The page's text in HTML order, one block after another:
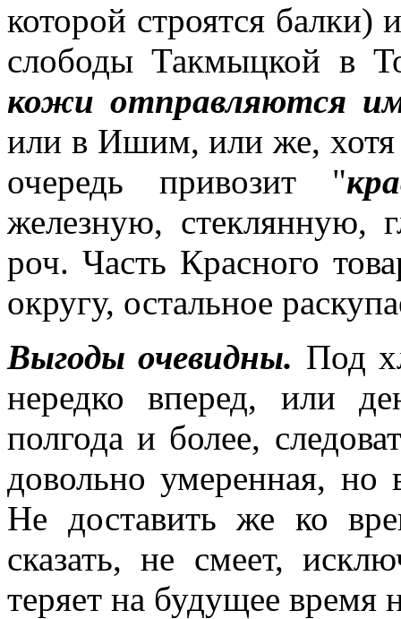
которой строятся
слободы Такмыцкой в
кожи отправляются
или в Ишим, или же, хотя
очередь привозит "
железную, стеклянную,
роч. Часть Красного
округу, остальное
Выгоды очевидны. Под
нередко вперед, или
полгода и более,
довольно умеренная, но
Не доставить же ко
сказать, не смеет,
теряет на будущее время